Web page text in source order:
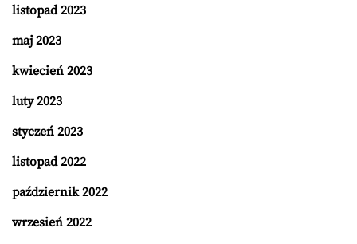
listopad 2023
maj 2023
kwiecień 2023
luty 2023
styczeń 2023
listopad 2022
październik 2022
wrzesień 2022